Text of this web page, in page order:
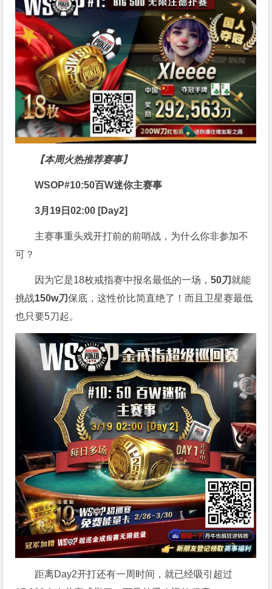
【本周火热推荐赛事】
WSOP#10:50百W迷你主赛事
3月19日02:00 [Day2]
主赛事重头戏开打前的前哨战，为什么你非参加不
可？
因为它是18枚戒指赛中报名最低的一场，50刀 就能
挑战150w刀保底，这性价比简直绝了！而且卫星赛最低
也只要5刀起。
距离Day2开打还有一周时间，就已经吸引超过